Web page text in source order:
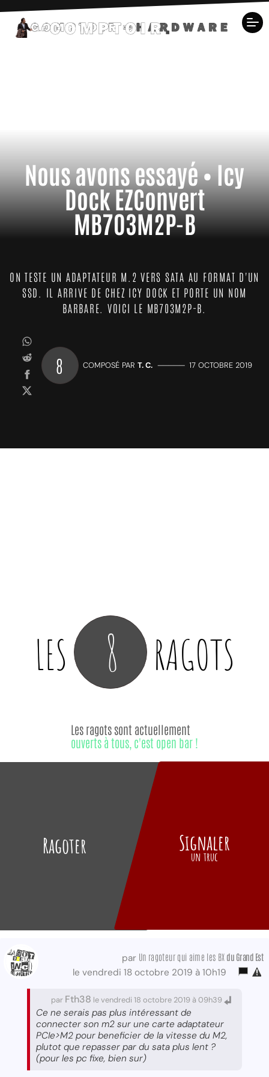
Nous avons essayé • Icy
Dock EZConvert
MB703M2P-B
ON TESTE UN ADAPTATEUR M.2 VERS SATA AU FORMAT D'UN
SSD. IL ARRIVE DE CHEZ ICY DOCK ET PORTE UN NOM
BARBARE. VOICI LE MB703M2P-B.
8 COMPOSÉ PAR T. C. ————— 17 OCTOBRE 2019
LES 8 RAGOTS
Ragoter
Les ragots sont actuellement
ouverts à tous, c'est open bar !
Signaler
un truc
par Un ragoteur qui aime les BX du Grand Est
le vendredi 18 octobre 2019 à 10h19
par Fth38 le vendredi 18 octobre 2019 à 09h39
Ce ne serais pas plus intéressant de
connecter son m2 sur une carte adaptateur
PCIe>M2 pour beneficier de la vitesse du M2,
plutot que repasser par du sata plus lent ?
(pour les pc fixe, bien sur)